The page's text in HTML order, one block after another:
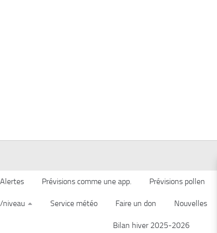
Alertes Prévisions comme une app. Prévisions pollen
niveau Service météo Faire un don Nouvelles
Bilan hiver 2025-2026